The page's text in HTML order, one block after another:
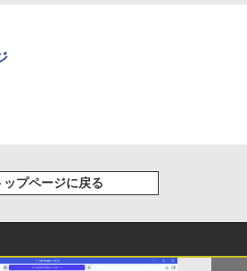
ウスセット 中古 安心保証 初期設定不
中古】NEC◆デスクトップパソコン L
Desk All-in-one DA370/FAW [ファ
ンホワイト]//【パソコン】
19,620
ル保証]
IPSパネル/フレームレス】 液晶モニタ
2,750
ブルートゥースHi-Fi 最大36時間再生 ぶ
った日本の水 2L 8本 ラベルレス [ ケース
ップページに戻る